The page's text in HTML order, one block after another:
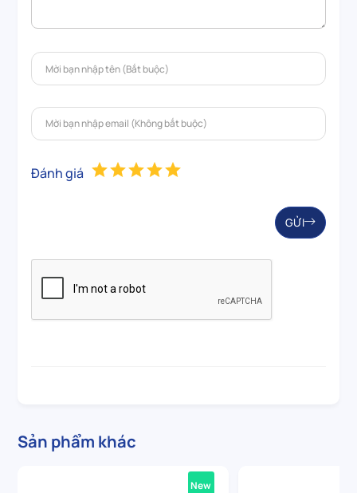
Đánh giá
GỬI
Sản phẩm khác
New